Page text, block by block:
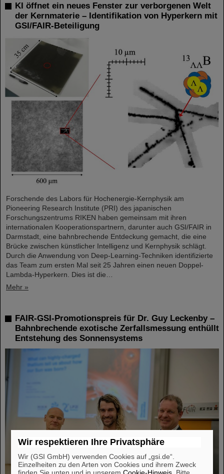
KI öffnet ein neues Fenster zur verborgenen Welt
der Kernmaterie – Identifikation von Hyperkern mit
GSI/FAIR-Beteiligung
Forschende des Labors für Hochenergie-Kernphysik am
Pioneering Research Institute (PRI) des japanischen
Forschungszentrums RIKEN haben gemeinsam mit ihren
internationalen Kooperationspartnern, darunter auch GSI/FAIR in
Darmstadt, eine bahnbrechende Entdeckung gemacht, die eine
Brücke zwischen künstlicher Intelligenz und Kernphysik schlägt.
Durch die Anwendung von Deep-Learning-Techniken identifizierte
das Team zum ersten Mal seit 25 Jahren einen neuen Doppel-
Lambda-Hyperkern. Dies ist die…
Mehr »
FAIR-GSI-Promotionspreis für Dr. Guy Leckenby –
Bahnbrechende exotische Zerfallsmessung enthüllt
Entstehung des Sonnensystems
Wir respektieren Ihre Privatsphäre
Wir (GSI GmbH) verwenden Cookies auf „gsi.de“.
Einzelheiten zu den Arten von Cookies und ihrem Zweck